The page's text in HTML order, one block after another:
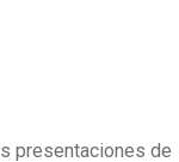
presentaciones de